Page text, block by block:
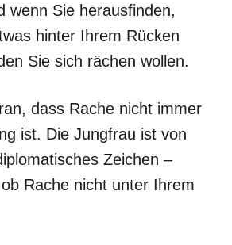
wenn Sie herausfinden,
hinter Ihrem Rücken
Sie sich rächen wollen.
dass Rache nicht immer
ist. Die Jungfrau ist von
Zeichen –
Rache nicht unter Ihrem